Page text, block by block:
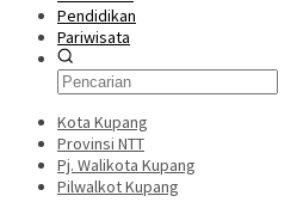
Pendidikan
Pariwisata
Kota Kupang
Provinsi NTT
Pj. Walikota Kupang
Pilwalkot Kupang